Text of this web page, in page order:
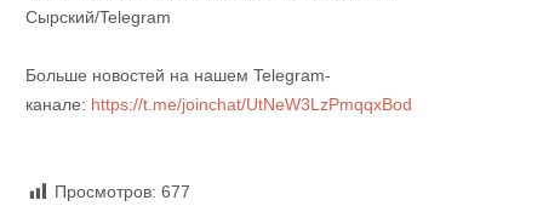
Сырский/Telegram
Больше новостей на нашем Telegram-
канале: https://t.me/joinchat/UtNeW3LzPmqqxBod
Просмотров: 677